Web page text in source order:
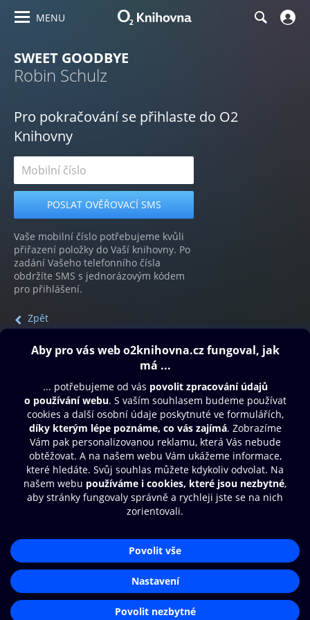
MENU
SWEET GOODBYE
Robin Schulz
Pro pokračování se přihlaste do O2
Knihovny
Vaše mobilní číslo potřebujeme kvůli
přiřazení položky do Vaší knihovny. Po
zadání Vašeho telefonního čísla
obdržíte SMS s jednorázovým kódem
pro přihlášení.
Zpět
Obsah ke stažení
Moje O2 Knihovna
Další zábava
© O2 Czech Republic a.s.
Přístupnost
Zásady zpracování osobních údajů
Nastavení cookies
Aplikace O2 Knihovna
Čti a poslouchej své e-knihy a
audioknihy rychleji a pohodlněji.